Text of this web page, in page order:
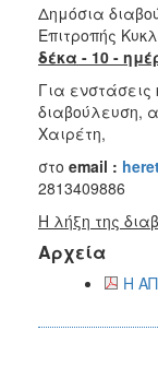
Δημόσια
Επιτροπής
δέκα - 10 -
Για
διαβούλευση,
Χαιρέτη,
στο email :
2813409886
Η λήξη της
Αρχεία
Η